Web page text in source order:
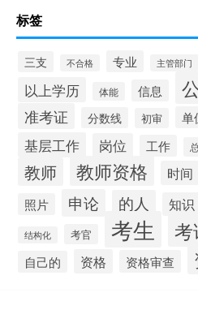
标签
三支 不合格 专业 主管部门
以上学历 体能 信息
准考证 分数线 初审 单
基层工作 岗位 工作
教师 教师资格 时间
照片 申论 的人 知识
结构化 考官 考生 考
自己的 资格 资格审查